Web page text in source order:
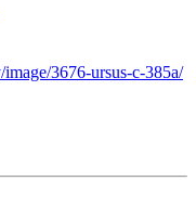
3676-ursus-c-385a/